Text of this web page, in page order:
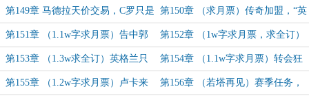
利，无愧金球
第149章 马德拉天价交易，C罗只是
平替，跟斯宝说声对不起
第150章 （求月票）传奇加盟，“英
超第一中后卫”乘以2
第151章 （1.1w字求月票）告中郭
同胞书，绿枪五虎皆国脚
第152章 （1w字求月票，求全订）
大英唯一会过人的中场，绿枪二子夺
嫡
第153章 （1.3w求全订）英格兰只
能有一个枪王
第154章 （1.1w字求月票）转会狂
赚，莽包拯，小提琴手
第155章 （1.2w字求月票）卢卡来 第156章 （若塔再见）赛季任务，